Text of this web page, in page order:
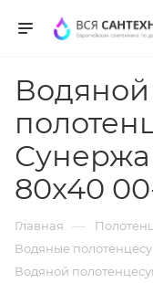
Водяной
80x40
Главная —
Водяные
Водяной